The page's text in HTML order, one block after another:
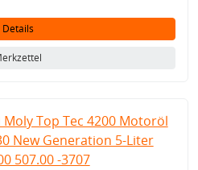
Details
Moly Top Tec 4200 Motoröl
New Generation 5-Liter
507.00 -3707